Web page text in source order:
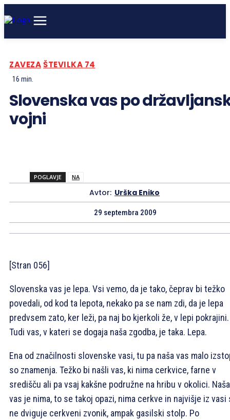
ZAVEZAŠTEVILKA 74
16 min.
Slovenska vas po
vojni
POGLAVJE NA
Avtor: Urška Eniko
29 septembra 2009
[Stran 056]
Slovenska vas je lepa. Vsi vemo, da je tako, čeprav bi težko
povedali, od kod ta lepota, nekako pa se nam zdi, da je lepa
predvsem zato, ker leži, pa naj bo kjerkoli že, v lepi pokrajini.
Tudi vas, v kateri se dogaja naša zgodba, je taka. Lepa.
Ena od značilnosti slovenske vasi, tu pa naša vas malo
so znamenja. Težko bi našli vas, ki nima cerkvice, farne v
središču ali pa vsaj kakšne podružne na hribu v okolici. Naša
vas je nima, to se takoj opazi, nima cerkve in najvišje iz vasi
ne dviguje cerkveni zvonik, ampak gasilski stolp. Po